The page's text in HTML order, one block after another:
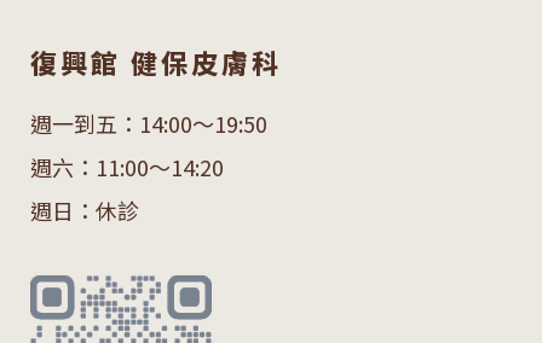
復興館 健保皮膚科
週一到五：14:00～19:50
週六：11:00～14:20
週日：休診